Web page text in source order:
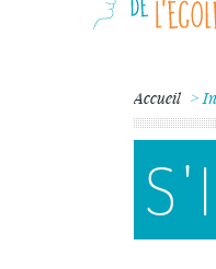
Accueil